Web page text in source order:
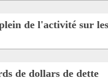
de l'activité sur les
de dollars de dette